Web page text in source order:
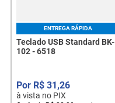
ENTREGA RÁPIDA
Teclado USB Standard BK-
102 - 6518
R$ 31,26
à vista no PIX